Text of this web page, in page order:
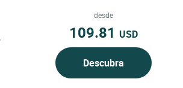
desde
109.81 USD
Descubra